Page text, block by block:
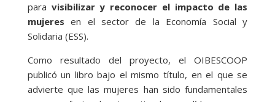
para visibilizar y reconocer el impacto de las
mujeres en el sector de la Economía Social y
Solidaria (ESS).
Como resultado del proyecto, el OIBESCOOP
publicó un libro bajo el mismo título, en el que se
advierte que las mujeres han sido fundamentales